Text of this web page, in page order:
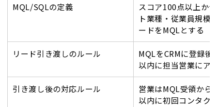
MQL/SQLの定義
スコア100点以上か
ト業種・従業員規模
ードをMQLとする
リード引き渡しのルール
MQLをCRMに登録後
以内に担当営業にア
引き渡し後の対応ルール
営業はMQL受領から
以内に初回コンタク